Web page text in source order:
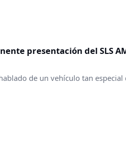
presentación del SLS
de un vehículo tan